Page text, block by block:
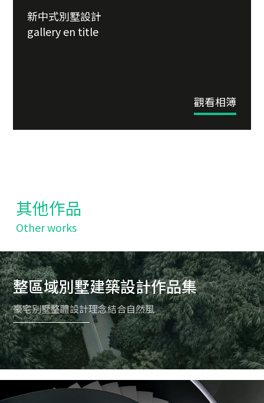
新中式別墅設計
gallery en title
觀看相簿
其他作品
Other works
整區域別墅建築設計作品集
豪宅別墅整體設計理念結合自然風